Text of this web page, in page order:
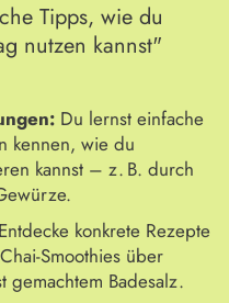
Tipps, wie du
nutzen kannst"
Du lernst einfache
kennen, wie du
kannst – z. B. durch
Entdecke konkrete Rezepte
Smoothies über
gemachtem Badesalz.